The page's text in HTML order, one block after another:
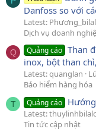
Danfoss so với
Latest:
Dịch vụ doanh
Q Quảng cáo Than
inox, bột than
Latest: quanglan
Bảo hiểm hàng hóa
T Quảng cáo
Latest:
Tin tức cập nhật